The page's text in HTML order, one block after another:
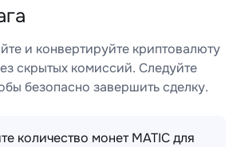
и конвертируйте криптовалюту
скрытых комиссий. Следуйте
безопасно завершить сделку.
количество монет MATIC для